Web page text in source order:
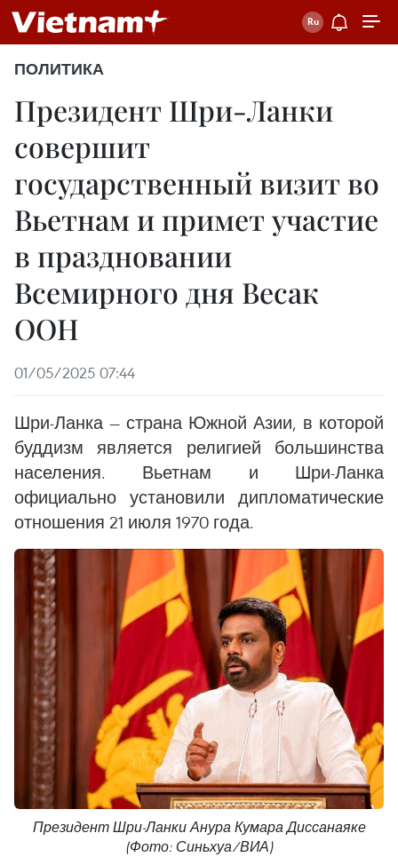
ПОЛИТИКА
Президент Шри-Ланки
совершит
государственный визит во
Вьетнам и примет участие
в праздновании
Всемирного дня Весак
ООН
01/05/2025 07:44
Шри-Ланка — страна Южной Азии, в которой
буддизм является религией большинства
населения. Вьетнам и Шри-Ланка
официально установили дипломатические
отношения 21 июля 1970 года.
Президент Шри-Ланки Анура Кумара Диссанаяке
(Фото: Синьхуа/ВИА)